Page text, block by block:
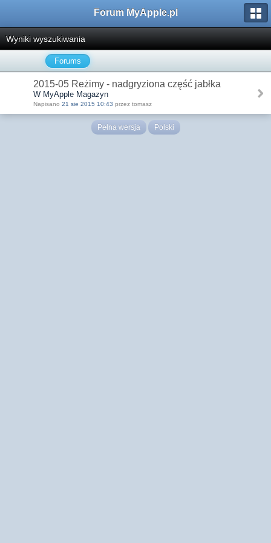
Forum MyApple.pl
Wyniki wyszukiwania
Forums
2015-05 Reżimy - nadgryziona część jabłka
W MyApple Magazyn
Napisano 21 sie 2015 10:43 przez tomasz
Pełna wersja Polski